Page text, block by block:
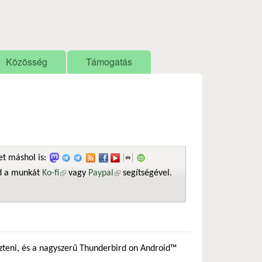
Közösség Támogatás
máshol is:
a munkát Ko-fi(külső hivatkozás)
vagy Paypal (külső hivatkozás)
segítségével.
és a nagyszerű Thunderbird on Android™